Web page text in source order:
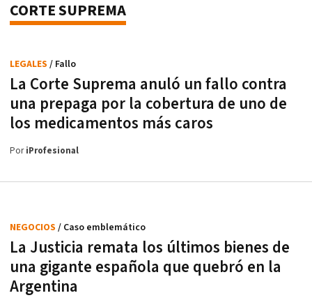
CORTE SUPREMA
La Corte Suprema anuló un fallo contra
una prepaga por la cobertura de uno de
los medicamentos más caros
LEGALES / Fallo
PoriProfesional
La Justicia remata los últimos bienes de
una gigante española que quebró en la
Argentina
NEGOCIOS / Caso emblemático